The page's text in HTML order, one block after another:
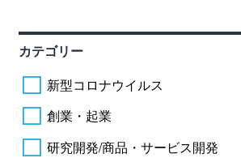
カテゴリー
新型コロナウイルス
創業・起業
研究開発/商品・サービス開発